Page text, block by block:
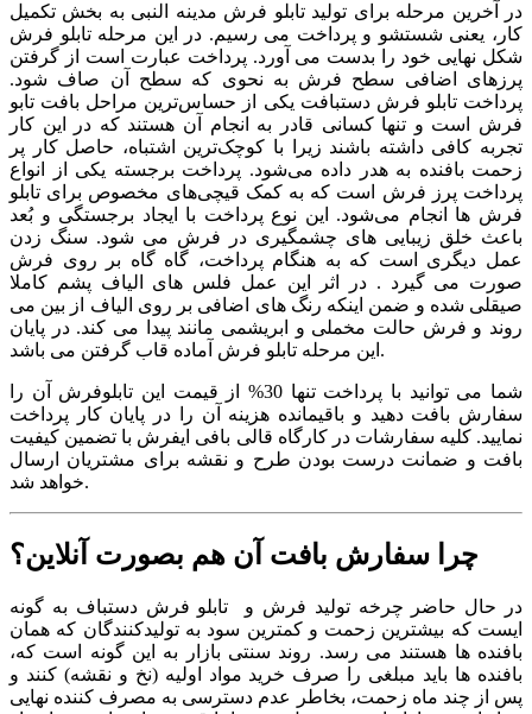
در آخرین مرحله برای تولید تابلو فرش مدینه النبی به بخش تکمیل
کار، یعنی شستشو و پرداخت می رسیم. در این مرحله تابلو فرش
شکل نهایی خود را بدست می آورد. پرداخت عبارت است از گرفتن
پرزهای اضافی سطح فرش به نحوی که سطح آن صاف شود.
پرداخت تابلو فرش دستبافت یکی از حساس‌ترین مراحل بافت تابو
فرش است و تنها کسانی قادر به انجام آن هستند که در این کار
تجربه کافی داشته باشند زیرا با کوچک‌ترین اشتباه، حاصل کار پر
زحمت بافنده به هدر داده می‌شود. پرداخت برجسته یکی از انواع
پرداخت پرز فرش است که به کمک قیچی‌های مخصوص برای تابلو
فرش‌ ها انجام می‌شود. این نوع پرداخت با ایجاد برجستگی و بُعد
باعث خلق زیبایی ‌های چشمگیری در فرش می ‌شود. سنگ زدن
عمل دیگری است که به هنگام پرداخت، گاه گاه بر روی فرش
صورت می ‌گیرد . در اثر این عمل فلس ‌های الیاف پشم کاملا
صیقلی شده و ضمن اینکه رنگ‌ های اضافی بر روی الیاف از بین می
‌روند و فرش حالت مخملی و ابریشمی مانند پیدا می ‌کند. در پایان
این مرحله تابلو فرش آماده قاب گرفتن می باشد.
شما می توانید با پرداخت تنها 30% از قیمت این تابلوفرش آن را
سفارش بافت دهید و باقیمانده هزینه آن را در پایان کار پرداخت
نمایید. کلیه سفارشات در کارگاه قالی بافی ایفرش با تضمین کیفیت
بافت و ضمانت درست بودن طرح و نقشه برای مشتریان ارسال
خواهد شد.
چرا سفارش بافت آن هم بصورت آنلاین؟
در حال حاضر چرخه تولید فرش و تابلو فرش دستباف به گونه
ایست که بیشترین زحمت و کمترین سود به تولیدکنندگان که همان
بافنده ها هستند می رسد. روند سنتی بازار به این گونه است که،
بافنده ها باید مبلغی را صرف خرید مواد اولیه (نخ و نقشه) کنند و
پس از چند ماه زحمت، بخاطر عدم دسترسی به مصرف کننده نهایی